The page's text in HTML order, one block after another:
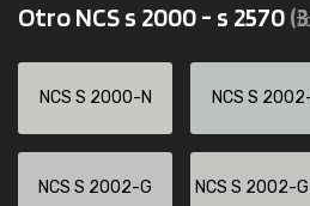
Otro NCS s 2000 - s 2570
NCS S 2000-N NCS S
NCS S 2002-G NCS S 2002-